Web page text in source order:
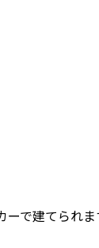
で建てられま